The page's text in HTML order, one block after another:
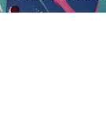
contenu